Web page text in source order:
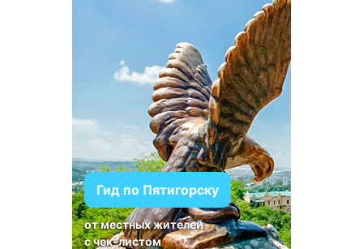
Гид по Пятигорску
от местных жителей
с чек-листом